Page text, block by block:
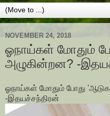
NOVEMBER 24, 2018
ஓநாய்கள் மோதும்
அழுகின்றன? -
ஓநாய்கள் மோதும் போது
-இதயச்சந்திரன்